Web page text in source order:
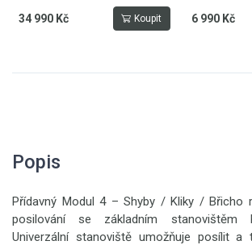
34 990 Kč Koupit 6 990 Kč
Popis
Přídavný Modul 4 – Shyby / Kliky / Břicho
posilování se základním stanovištěm
Univerzální stanoviště umožňuje posílit a